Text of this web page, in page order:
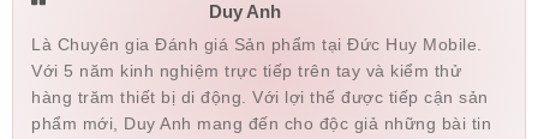
Duy Anh
Là Chuyên gia Đánh giá Sản phẩm tại Đức Huy Mobile.
Với 5 năm kinh nghiệm trực tiếp trên tay và kiểm thử
hàng trăm thiết bị di động. Với lợi thế được tiếp cận sản
phẩm mới, Duy Anh mang đến cho độc giả những bài tin